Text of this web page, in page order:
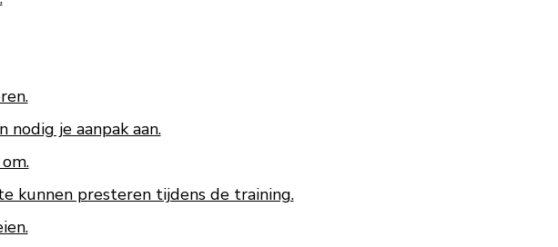
je aanpak aan.
kunnen presteren tijdens de training.